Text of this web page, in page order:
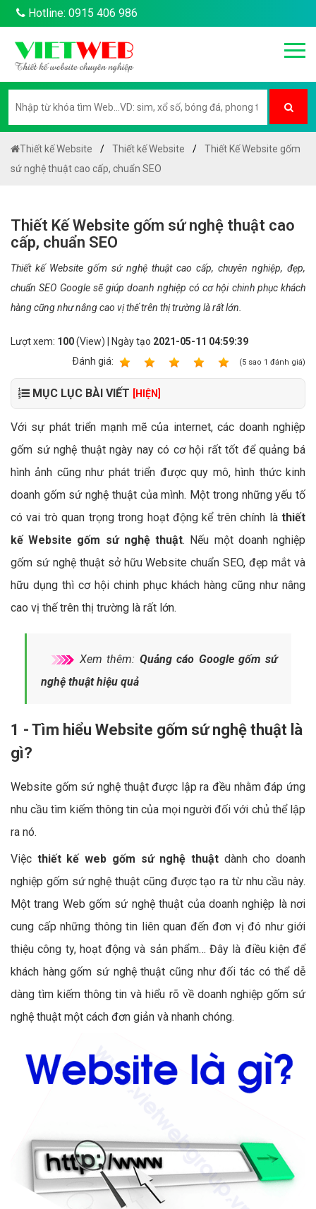
Hotline: 0915 406 986
Thiết kế Website Thiết kế Website
Thiết Kế Website gốm
sứ nghệ thuật cao cấp, chuẩn SEO
Thiết Kế Website gốm sứ nghệ thuật cao
cấp, chuẩn SEO
Thiết kế Website gốm sứ nghệ thuật cao cấp, chuyên nghiệp, đẹp,
chuẩn SEO Google sẽ giúp doanh nghiệp có cơ hội chinh phục khách
hàng cũng như nâng cao vị thế trên thị trường là rất lớn.
Lượt xem: 100(View) | Ngày tạo 2021-05-11 04:59:39
Ðánh giá:
(5 sao 1 đánh giá)
MỤC LỤC BÀI VIẾT [HIỆN]
Với sự phát triển mạnh mẽ của internet, các doanh nghiệp
gốm sứ nghệ thuật ngày nay có cơ hội rất tốt để quảng bá
hình ảnh cũng như phát triển được quy mô, hình thức kinh
doanh gốm sứ nghệ thuật của mình. Một trong những yếu tố
có vai trò quan trọng trong hoạt động kể trên chính là thiết
kế Website gốm sứ nghệ thuật. Nếu một doanh nghiệp
gốm sứ nghệ thuật sở hữu Website chuẩn SEO, đẹp mắt và
hữu dụng thì cơ hội chinh phục khách hàng cũng như nâng
cao vị thế trên thị trường là rất lớn.
Xem thêm: Quảng cáo Google gốm sứ
nghệ thuật hiệu quả
1 - Tìm hiểu Website gốm sứ nghệ thuật là
gì?
Website gốm sứ nghệ thuật được lập ra đều nhằm đáp ứng
nhu cầu tìm kiếm thông tin của mọi người đối với chủ thể lập
ra nó.
Việc thiết kế web gốm sứ nghệ thuậtdành cho doanh
nghiệp gốm sứ nghệ thuật cũng được tạo ra từ nhu cầu này.
Một trang Web gốm sứ nghệ thuật của doanh nghiệp là nơi
cung cấp những thông tin liên quan đến đơn vị đó như giới
thiệu công ty, hoạt động và sản phẩm… Đây là điều kiện để
khách hàng gốm sứ nghệ thuật cũng như đối tác có thể dễ
dàng tìm kiếm thông tin và hiểu rõ về doanh nghiệp gốm sứ
nghệ thuật một cách đơn giản và nhanh chóng.